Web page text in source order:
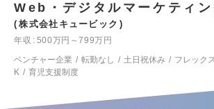
Web・デジタルマーケティン
株式会社キュービック
年収
500万円～799万円
ベンチャー企業
転勤なし 土日祝休み フレック
K
育児支援制度